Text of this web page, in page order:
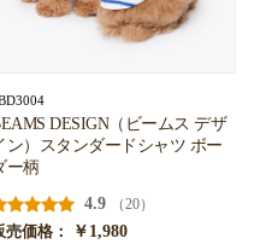
DESIGN（ビームス デザ
ン）スタンダードシャツ ボー
ー柄
4.9
（20）
売価格：
￥1,980